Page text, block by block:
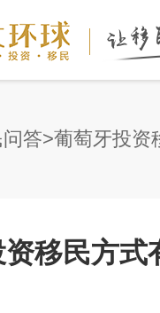
答
移民方式